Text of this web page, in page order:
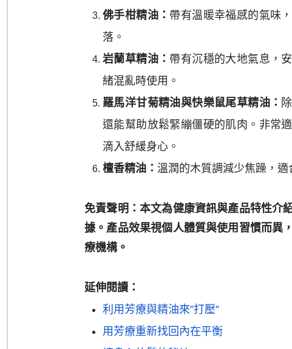
佛手柑精油： 帶有溫暖幸福感的氣味
落。
岩蘭草精油： 帶有沉穩的大地氣息，
緒混亂時使用。
羅馬洋甘菊精油與快樂鼠尾草精油：
還能幫助放鬆緊繃僵硬的肌肉。非常
滴入舒緩身心。
檀香精油： 溫潤的木質調減少焦躁，適
免責聲明：本文為健康資訊與產品特性介
據。產品效果視個人體質與使用習慣而異
療機構。
延伸閱讀：
利用芳療與精油來”打壓”
用芳療重新找回內在平衡